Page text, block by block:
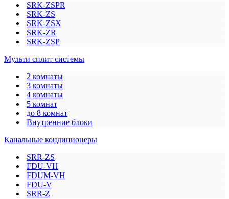
SRK-ZSPR
SRK-ZS
SRK-ZSX
SRK-ZR
SRK-ZSP
Мульти сплит системы
2 комнаты
3 комнаты
4 комнаты
5 комнат
до 8 комнат
Внутренние блоки
Канальные кондиционеры
SRR-ZS
FDU-VH
FDUM-VH
FDU-V
SRR-Z